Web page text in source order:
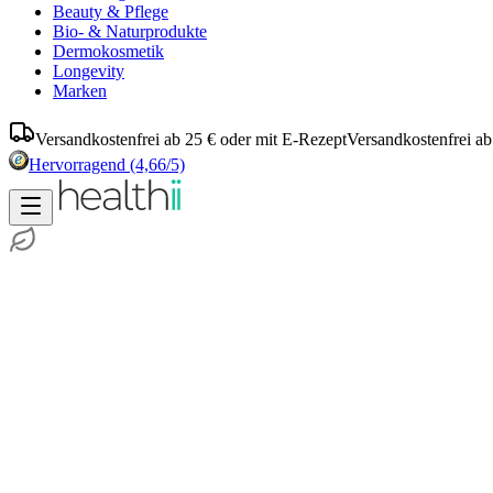
Beauty & Pflege
Bio- & Naturprodukte
Dermokosmetik
Longevity
Marken
Versandkostenfrei ab 25 € oder mit E-RezeptVersandkostenfrei
Hervorragend (4,66/5)